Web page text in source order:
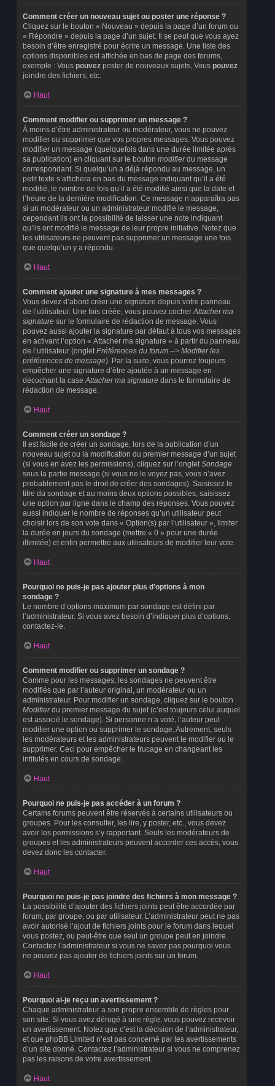
Comment créer un nouveau sujet ou poster une réponse ?
Cliquez sur le bouton « Nouveau » depuis la page d’un forum ou
« Répondre » depuis la page d’un sujet. Il se peut que vous ayez
besoin d’être enregistré pour écrire un message. Une liste des
options disponibles est affichée en bas de page des forums,
exemple : Vous pouvez poster de nouveaux sujets, Vous pouvez
joindre des fichiers, etc.
Haut
Comment modifier ou supprimer un message ?
À moins d’être administrateur ou modérateur, vous ne pouvez
modifier ou supprimer que vos propres messages. Vous pouvez
modifier un message (quelquefois dans une durée limitée après
sa publication) en cliquant sur le bouton modifierdu message
correspondant. Si quelqu’un a déjà répondu au message, un
petit texte s’affichera en bas du message indiquant qu’il a été
modifié, le nombre de fois qu’il a été modifié ainsi que la date et
l’heure de la dernière modification. Ce message n’apparaîtra pas
si un modérateur ou un administrateur modifie le message,
cependant ils ont la possibilité de laisser une note indiquant
qu’ils ont modifié le message de leur propre initiative. Notez que
les utilisateurs ne peuvent pas supprimer un message une fois
que quelqu’un y a répondu.
Haut
Comment ajouter une signature à mes messages ?
Vous devez d’abord créer une signature depuis votre panneau
de l’utilisateur. Une fois créée, vous pouvez cocherAttacher ma
signature sur le formulaire de rédaction de message. Vous
pouvez aussi ajouter la signature par défaut à tous vos messages
en activant l’option « Attacher ma signature » à partir du panneau
de l’utilisateur (ongletPréférences du forum --> Modifier les
préférences de message). Par la suite, vous pourrez toujours
empêcher une signature d’être ajoutée à un message en
décochant la caseAttacher ma signature dans le formulaire de
rédaction de message.
Haut
Comment créer un sondage ?
Il est facile de créer un sondage, lors de la publication d’un
nouveau sujet ou la modification du premier message d’un sujet
(si vous en avez les permissions), cliquez sur l’ongletSondage
sous la partie message (si vous ne le voyez pas, vous n’avez
probablement pas le droit de créer des sondages). Saisissez le
titre du sondage et au moins deux options possibles, saisissez
une option par ligne dans le champ des réponses. Vous pouvez
aussi indiquer le nombre de réponses qu’un utilisateur peut
choisir lors de son vote dans « Option(s) par l’utilisateur », limiter
la durée en jours du sondage (mettre « 0 » pour une durée
illimitée) et enfin permettre aux utilisateurs de modifier leur vote.
Haut
Pourquoi ne puis-je pas ajouter plus d’options à mon
sondage ?
Le nombre d’options maximum par sondage est défini par
l’administrateur. Si vous avez besoin d’indiquer plus d’options,
contactez-le.
Haut
Comment modifier ou supprimer un sondage ?
Comme pour les messages, les sondages ne peuvent être
modifiés que par l’auteur original, un modérateur ou un
administrateur. Pour modifier un sondage, cliquez sur le bouton
Modifierdu premier message du sujet (c’est toujours celui auquel
est associé le sondage). Si personne n’a voté, l’auteur peut
modifier une option ou supprimer le sondage. Autrement, seuls
les modérateurs et les administrateurs peuvent le modifier ou le
supprimer. Ceci pour empêcher le trucage en changeant les
intitulés en cours de sondage.
Haut
Pourquoi ne puis-je pas accéder à un forum ?
Certains forums peuvent être réservés à certains utilisateurs ou
groupes. Pour les consulter, les lire, y poster, etc., vous devez
avoir les permissions s’y rapportant. Seuls les modérateurs de
groupes et les administrateurs peuvent accorder ces accès, vous
devez donc les contacter.
Haut
Pourquoi ne puis-je pas joindre des fichiers à mon message ?
La possibilité d’ajouter des fichiers joints peut être accordée par
forum, par groupe, ou par utilisateur. L’administrateur peut ne pas
avoir autorisé l’ajout de fichiers joints pour le forum dans lequel
vous postez, ou peut-être que seul un groupe peut en joindre.
Contactez l’administrateur si vous ne savez pas pourquoi vous
ne pouvez pas ajouter de fichiers joints sur un forum.
Haut
Pourquoi ai-je reçu un avertissement ?
Chaque administrateur a son propre ensemble de règles pour
son site. Si vous avez dérogé à une règle, vous pouvez recevoir
un avertissement. Notez que c’est la décision de l’administrateur,
et que phpBB Limited n’est pas concerné par les avertissements
d’un site donné. Contactez l’administrateur si vous ne comprenez
pas les raisons de votre avertissement.
Haut